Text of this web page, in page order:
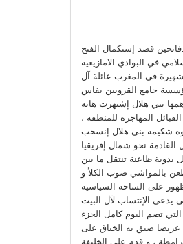
فاتحين قصد إستكمال الفتح
في المغرب عائلة آل
بني هلال إشتهرت هاته
المهاجرة للمنطقة ،
شكيمة بني هلال إنسحب
بدوية ظاعنة تنتقل ما بين
بالمواشي صوب الكلأ و
يدعي الإنتساب لآل البيت
تضم اليوم كامل الجزء
عريضا ضيق به الخناق على
، و قدم على الخليفة